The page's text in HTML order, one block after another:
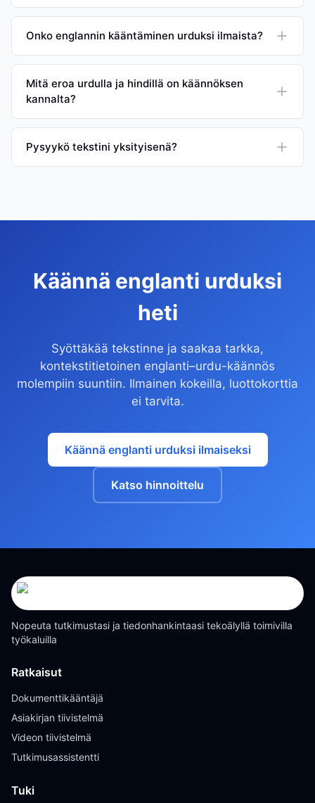
Onko englannin kääntäminen urduksi ilmaista?
Mitä eroa urdulla ja hindillä on käännöksen
kannalta?
Pysyykö tekstini yksityisenä?
Käännä englanti urduksi
heti
Syöttäkää tekstinne ja saakaa tarkka,
kontekstitietoinen englanti–urdu-käännös
molempiin suuntiin. Ilmainen kokeilla, luottokorttia
ei tarvita.
Käännä englanti urduksi ilmaiseksi
Katso hinnoittelu
Nopeuta tutkimustasi ja tiedonhankintaasi tekoälyllä toimivilla
työkaluilla
Ratkaisut
Dokumenttikääntäjä
Asiakirjan tiivistelmä
Videon tiivistelmä
Tutkimusassistentti
Tuki